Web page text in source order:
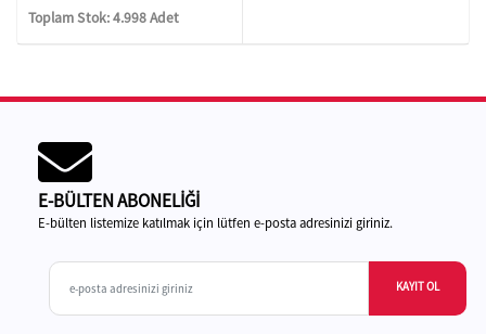
Toplam Stok: 4.998 Adet
E-BÜLTEN ABONELİĞİ
E-bülten listemize katılmak için lütfen e-posta adresinizi giriniz.
KAYIT OL